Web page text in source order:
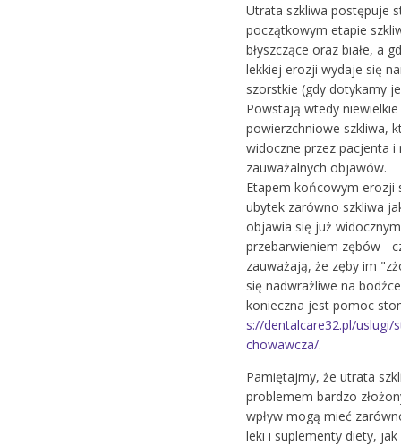
Utrata szkliwa postępuje
początkowym etapie
błyszczące oraz białe, a
lekkiej erozji wydaje się
szorstkie (gdy dotykamy
Powstają wtedy
powierzchniowe szkliwa,
widoczne przez pacjenta i
zauważalnych objawów.
Etapem końcowym erozji
ubytek zarówno szkliwa
objawia się już widocznym
przebarwieniem zębów -
zauważają, że zęby im
się nadwrażliwe na
konieczna jest pomoc
s://dentalcare32.pl/
chowawcza/.
Pamiętajmy, że utrata
problemem bardzo
wpływ mogą mieć
leki i suplementy diety,